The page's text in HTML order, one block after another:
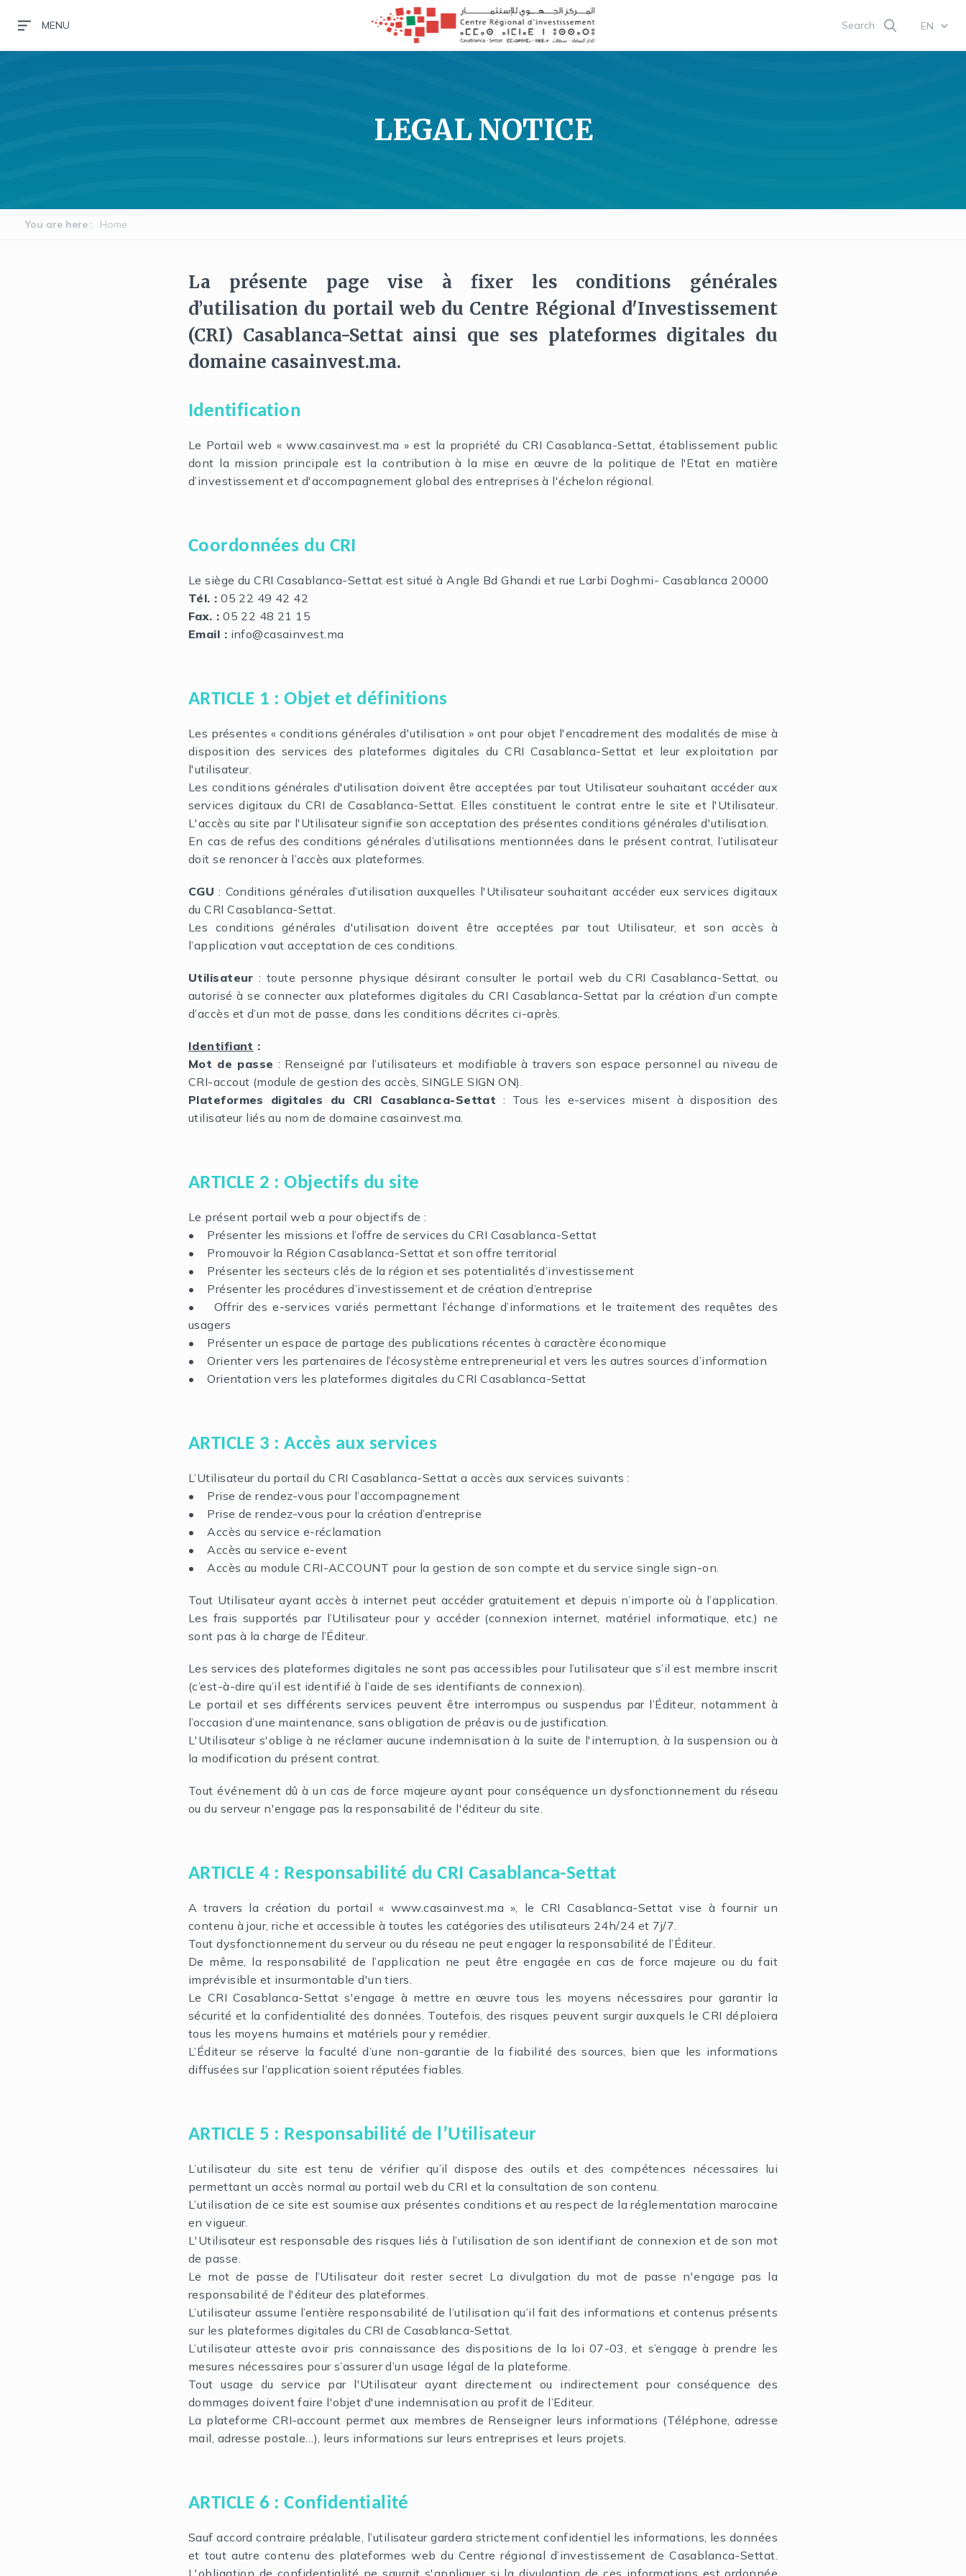
main
MENU Search EN
LEGAL NOTICE
You are here Home
La présente page vise à fixer les conditions générales
d’utilisation du portail web du Centre Régional d'Investissement
(CRI) Casablanca-Settat ainsi que ses plateformes digitales du
domaine casainvest.ma.
Identification
Le Portail web « www.casainvest.ma » est la propriété du CRI Casablanca-Settat, établissement public
dont la mission principale est la contribution à la mise en œuvre de la politique de l'Etat en matière
d’investissement et d'accompagnement global des entreprises à l'échelon régional.
Coordonnées du CRI
Le siège du CRI Casablanca-Settat est situé à Angle Bd Ghandi et rue Larbi Doghmi- Casablanca 20000
Tél. : 05 22 49 42 42
Fax. : 05 22 48 21 15
Email : info@casainvest.ma
ARTICLE 1 : Objet et définitions
Les présentes « conditions générales d'utilisation » ont pour objet l'encadrement des modalités de mise à
disposition des services des plateformes digitales du CRI Casablanca-Settat et leur exploitation par
l'utilisateur.
Les conditions générales d'utilisation doivent être acceptées par tout Utilisateur souhaitant accéder aux
services digitaux du CRI de Casablanca-Settat. Elles constituent le contrat entre le site et l'Utilisateur.
L'accès au site par l'Utilisateur signifie son acceptation des présentes conditions générales d'utilisation.
En cas de refus des conditions générales d’utilisations mentionnées dans le présent contrat, l’utilisateur
doit se renoncer à l’accès aux plateformes.
CGU : Conditions générales d’utilisation auxquelles l'Utilisateur souhaitant accéder eux services digitaux
du CRI Casablanca-Settat.
Les conditions générales d'utilisation doivent être acceptées par tout Utilisateur, et son accès à
l’application vaut acceptation de ces conditions.
Utilisateur : toute personne physique désirant consulter le portail web du CRI Casablanca-Settat, ou
autorisé à se connecter aux plateformes digitales du CRI Casablanca-Settat par la création d’un compte
d’accès et d’un mot de passe, dans les conditions décrites ci-après.
Identifiant :
Mot de passe : Renseigné par l’utilisateurs et modifiable à travers son espace personnel au niveau de
CRI-accout (module de gestion des accès, SINGLE SIGN ON).
Plateformes digitales du CRI Casablanca-Settat: Tous les e-services misent à disposition des
utilisateur liés au nom de domaine casainvest.ma.
ARTICLE 2 : Objectifs du site
Le présent portail web a pour objectifs de :
• Présenter les missions et l’offre de services du CRI Casablanca-Settat
• Promouvoir la Région Casablanca-Settat et son offre territorial
• Présenter les secteurs clés de la région et ses potentialités d’investissement
• Présenter les procédures d’investissement et de création d’entreprise
• Offrir des e-services variés permettant l’échange d’informations et le traitement des requêtes des
usagers
• Présenter un espace de partage des publications récentes à caractère économique
• Orienter vers les partenaires de l’écosystème entrepreneurial et vers les autres sources d’information
• Orientation vers les plateformes digitales du CRI Casablanca-Settat
ARTICLE 3 : Accès aux services
L’Utilisateur du portail du CRI Casablanca-Settat a accès aux services suivants :
• Prise de rendez-vous pour l’accompagnement
• Prise de rendez-vous pour la création d’entreprise
• Accès au service e-réclamation
• Accès au service e-event
• Accès au module CRI-ACCOUNT pour la gestion de son compte et du service single sign-on.
Tout Utilisateur ayant accès à internet peut accéder gratuitement et depuis n’importe où à l’application.
Les frais supportés par l’Utilisateur pour y accéder (connexion internet, matériel informatique, etc.) ne
sont pas à la charge de l’Éditeur.
Les services des plateformes digitales ne sont pas accessibles pour l’utilisateur que s’il est membre inscrit
(c’est-à-dire qu’il est identifié à l’aide de ses identifiants de connexion).
Le portail et ses différents services peuvent être interrompus ou suspendus par l’Éditeur, notamment à
l’occasion d’une maintenance, sans obligation de préavis ou de justification.
L'Utilisateur s'oblige à ne réclamer aucune indemnisation à la suite de l'interruption, à la suspension ou à
la modification du présent contrat.
Tout événement dû à un cas de force majeure ayant pour conséquence un dysfonctionnement du réseau
ou du serveur n'engage pas la responsabilité de l'éditeur du site.
ARTICLE 4 : Responsabilité du CRI Casablanca-Settat
A travers la création du portail « www.casainvest.ma », le CRI Casablanca-Settat vise à fournir un
contenu à jour, riche et accessible à toutes les catégories des utilisateurs 24h/24 et 7j/7.
Tout dysfonctionnement du serveur ou du réseau ne peut engager la responsabilité de l’Éditeur.
De même, la responsabilité de l’application ne peut être engagée en cas de force majeure ou du fait
imprévisible et insurmontable d'un tiers.
Le CRI Casablanca-Settat s'engage à mettre en œuvre tous les moyens nécessaires pour garantir la
sécurité et la confidentialité des données. Toutefois, des risques peuvent surgir auxquels le CRI déploiera
tous les moyens humains et matériels pour y remédier.
L’Éditeur se réserve la faculté d’une non-garantie de la fiabilité des sources, bien que les informations
diffusées sur l’application soient réputées fiables.
ARTICLE 5 : Responsabilité de l’Utilisateur
L’utilisateur du site est tenu de vérifier qu’il dispose des outils et des compétences nécessaires lui
permettant un accès normal au portail web du CRI et la consultation de son contenu.
L’utilisation de ce site est soumise aux présentes conditions et au respect de la réglementation marocaine
en vigueur.
L'Utilisateur est responsable des risques liés à l’utilisation de son identifiant de connexion et de son mot
de passe.
Le mot de passe de l’Utilisateur doit rester secret La divulgation du mot de passe n'engage pas la
responsabilité de l'éditeur des plateformes.
L’utilisateur assume l’entière responsabilité de l’utilisation qu’il fait des informations et contenus présents
sur les plateformes digitales du CRI de Casablanca-Settat.
L’utilisateur atteste avoir pris connaissance des dispositions de la loi 07-03, et s’engage à prendre les
mesures nécessaires pour s’assurer d’un usage légal de la plateforme.
Tout usage du service par l'Utilisateur ayant directement ou indirectement pour conséquence des
dommages doivent faire l'objet d'une indemnisation au profit de l’Editeur.
La plateforme CRI-account permet aux membres de Renseigner leurs informations (Téléphone, adresse
mail, adresse postale…), leurs informations sur leurs entreprises et leurs projets.
ARTICLE 6 : Confidentialité
Sauf accord contraire préalable, l’utilisateur gardera strictement confidentiel les informations, les données
et tout autre contenu des plateformes web du Centre régional d’investissement de Casablanca-Settat.
L'obligation de confidentialité ne saurait s'appliquer si la divulgation de ces informations est ordonnée